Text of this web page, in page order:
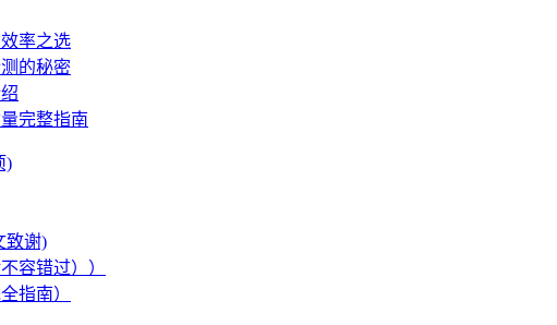
率之选
的秘密
完整指南
)
致谢)
容错过））
指南）